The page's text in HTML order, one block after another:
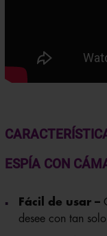
ESPÍA CON
Fácil de usar –
desee con tan